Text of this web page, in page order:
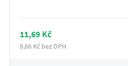
11,69 Kč
9,66 Kč bez DPH